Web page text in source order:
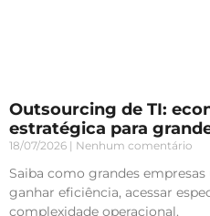
Outsourcing de TI:
estratégica para
18/07/2026 Nenhum comentário
Saiba como grandes
ganhar eficiência, acessar
complexidade operacional.